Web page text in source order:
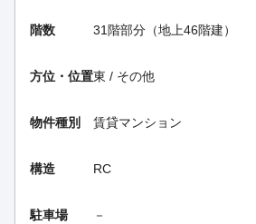
階数 31階部分（地上46階建）
方位・位置東 / その他
物件種別 賃貸マンション
構造 RC
駐車場 －